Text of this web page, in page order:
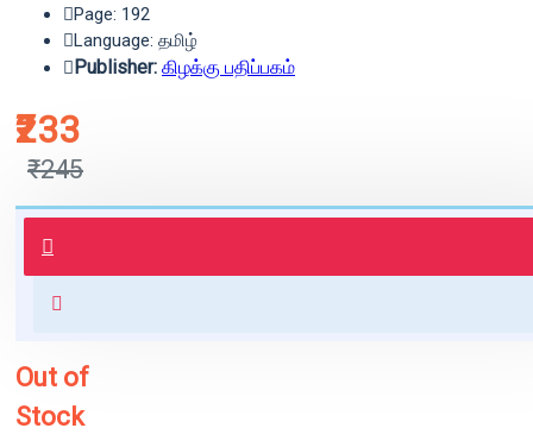
₹233
₹245
Page: 192
Language: தமிழ்
Publisher: கிழக்கு பதிப்பகம்
புத்தகம் 3 - 7 நாட்களில் அனுப்பி
வைக்கப்படும்.
for orders above ₹1000 within
Out of
Stock